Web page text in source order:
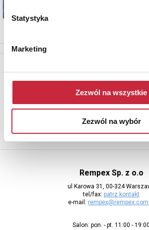
Statystyka
Marketing
Zezwól na wszystkie
Zezwól na wybór
Aby otrzymywać informacje o nowych
adres e-mail
Rempex Sp. z o.o
ul Karowa 31, 00-324
tel/fax: patrz kontakt
e-mail:
Salon: pon. - pt. 11:00 - 19:00